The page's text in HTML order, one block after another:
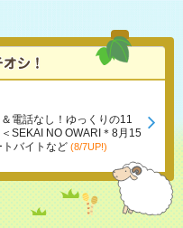
電話なし！ゆっくりの11
SEKAI NO OWARI＊8月15
バイトなど (8/7UP!)